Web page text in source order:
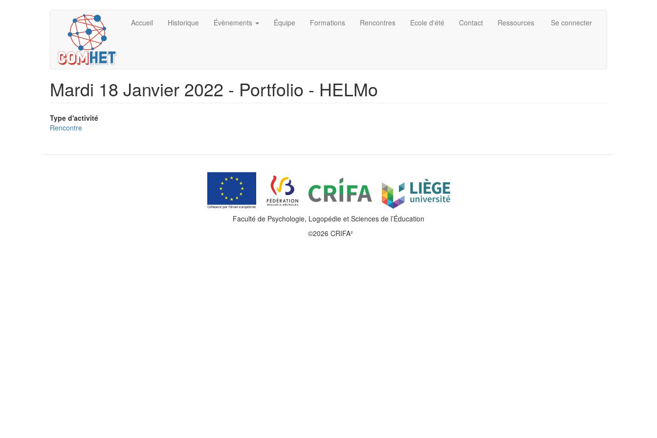
Navigation
principale
Accueil Historique Évènements Équipe Formations Rencontres Ecole d'été Contact Ressources
Menu
du
compte
de
l'utilisateur
Se connecter
Mardi 18 Janvier 2022 - Portfolio - HELMo
Type d'activité
Rencontre
Faculté de Psychologie, Logopédie et Sciences de l’Éducation
©2026 CRIFA²